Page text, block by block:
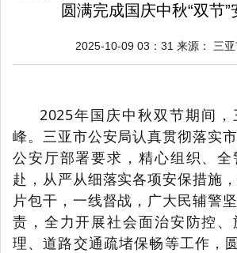
圆满完成国庆中秋“双节”
2025-10-09 03：31 来源： 三
2025年国庆中秋双节期间
峰。三亚市公安局认真贯彻落实
公安厅部署要求，精心组织、全
赴，从严从细落实各项安保措施
片包干，一线督战，广大民辅警
责，全力开展社会面治安防控
理、道路交通疏堵保畅等工作，